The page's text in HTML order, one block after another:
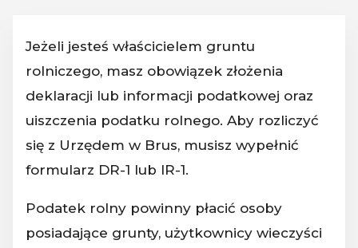
Jeżeli jesteś właścicielem gruntu
rolniczego, masz obowiązek złożenia
deklaracji lub informacji podatkowej oraz
uiszczenia podatku rolnego. Aby rozliczyć
się z Urzędem w Brus, musisz wypełnić
formularz DR-1 lub IR-1.
Podatek rolny powinny płacić osoby
posiadające grunty, użytkownicy wieczyści